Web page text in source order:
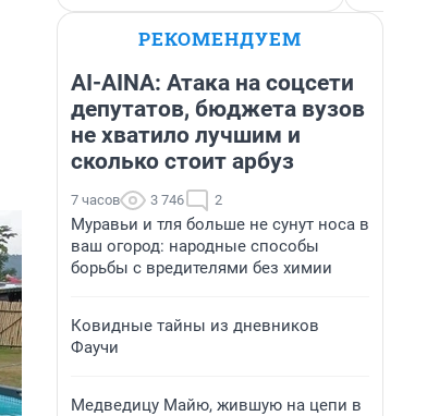
РЕКОМЕНДУЕМ
AI-AINA: Атака на соцсети
депутатов, бюджета вузов
не хватило лучшим и
сколько стоит арбуз
7 часов 3 746 2
Муравьи и тля больше не сунут носа в
ваш огород: народные способы
борьбы с вредителями без химии
Ковидные тайны из дневников
Фаучи
Медведицу Майю, жившую на цепи в